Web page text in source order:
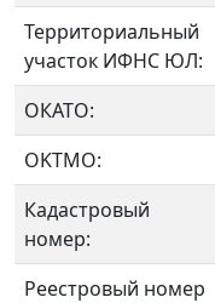
Территориальный
участок ИФНС ЮЛ:
ОКАТО:
OKTMO:
Кадастровый
номер:
Реестровый номер